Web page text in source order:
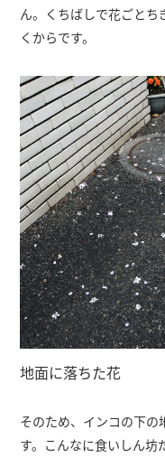
ん。くちばしで花ごとち
くからです。
地面に落ちた花
そのため、インコの下の
す。こんなに食いしん坊